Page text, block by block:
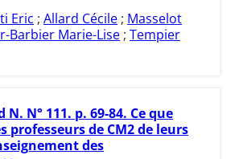
Eric ; Allard Cécile ; Masselot
Barbier Marie-Lise ; Tempier
N. N° 111. p. 69-84. Ce que
professeurs de CM2 de leurs
des